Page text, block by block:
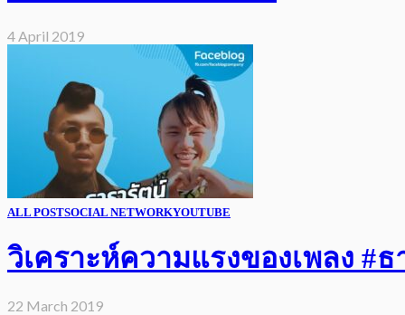
4 April 2019
ALL POSTSOCIAL NETWORKYOUTUBE
วิเคราะห์ความแรงของเพลง #
22 March 2019